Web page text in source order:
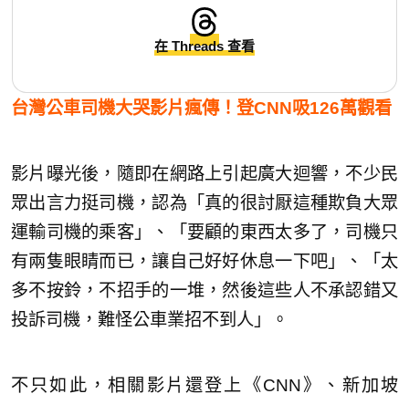
在 Threads 查看
台灣公車司機大哭影片瘋傳！登CNN吸126萬觀看
影片曝光後，隨即在網路上引起廣大迴響，不少民
眾出言力挺司機，認為「真的很討厭這種欺負大眾
運輸司機的乘客」、「要顧的東西太多了，司機只
有兩隻眼睛而已，讓自己好好休息一下吧」、「太
多不按鈴，不招手的一堆，然後這些人不承認錯又
投訴司機，難怪公車業招不到人」。
不只如此，相關影片還登上《CNN》、新加坡